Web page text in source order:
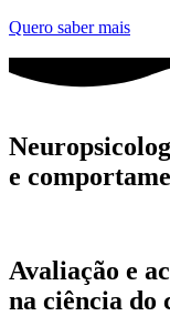
Quero saber mais
e
Avaliação e
na ciência do